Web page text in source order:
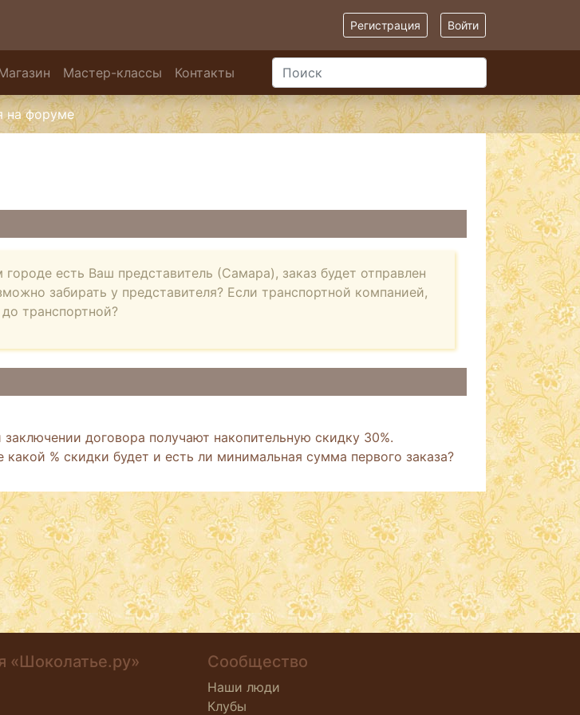
Регистрация Войти
Мастер-классы Контакты
на форуме
есть Ваш представитель (Самара), заказ будет отправлен
забирать у представителя? Если транспортной компанией,
транспортной?
договора получают накопительную скидку 30%.
какой % скидки будет и есть ли минимальная сумма первого заказа?
«Шоколатье.ру» Сообщество
Наши люди
Клубы